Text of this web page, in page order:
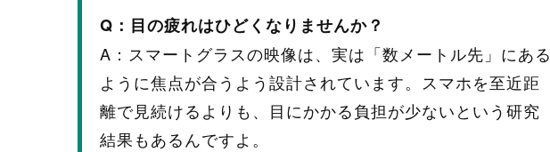
Q：目の疲れはひどくなりませんか？
A：スマートグラスの映像は、実は「数メートル先」にある
ように焦点が合うよう設計されています。スマホを至近距
離で見続けるよりも、目にかかる負担が少ないという研究
結果もあるんですよ。